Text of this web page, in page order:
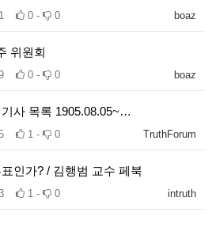
boaz
0 - 0
위원회
boaz
0 - 0
사 목록 1905.08.05~…
TruthForum
1 - 0
인가? / 김행범 교수 페북
intruth
1 - 0